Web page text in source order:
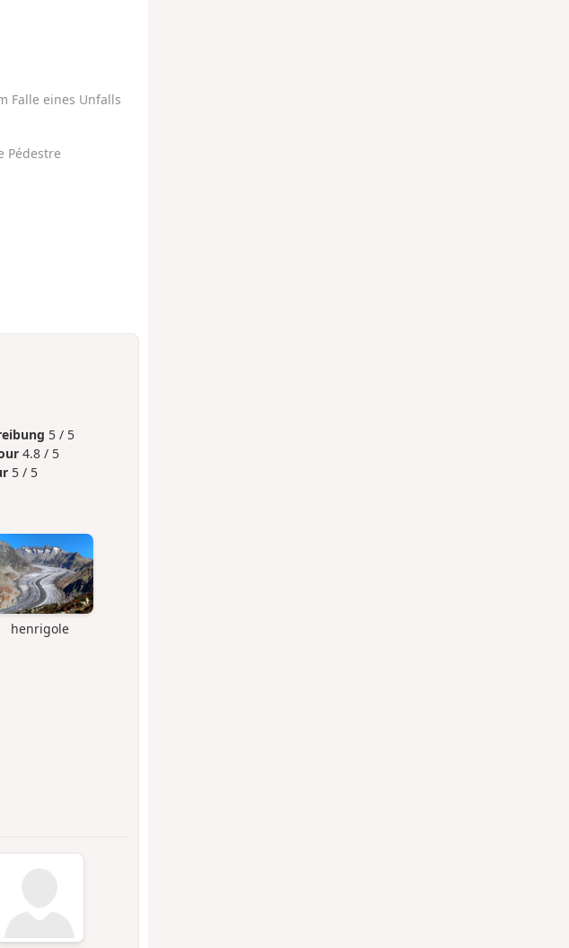
Falle eines Unfalls
Pédestre
5 / 5
4.8 / 5
5 / 5
henrigole